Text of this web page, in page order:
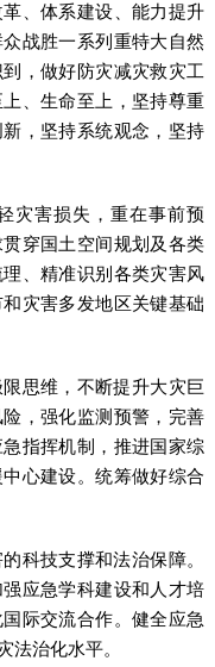
、体系建设、能力提升
战胜一系列重特大自然
，做好防灾减灾救灾工
、生命至上，坚持尊重
，坚持系统观念，坚持
害损失，重在事前预
穿国土空间规划及各类
、精准识别各类灾害风
灾害多发地区关键基础
思维，不断提升大灾巨
，强化监测预警，完善
指挥机制，推进国家综
心建设。统筹做好综合
技支撑和法治保障。
应急学科建设和人才培
际交流合作。健全应急
法治化水平。